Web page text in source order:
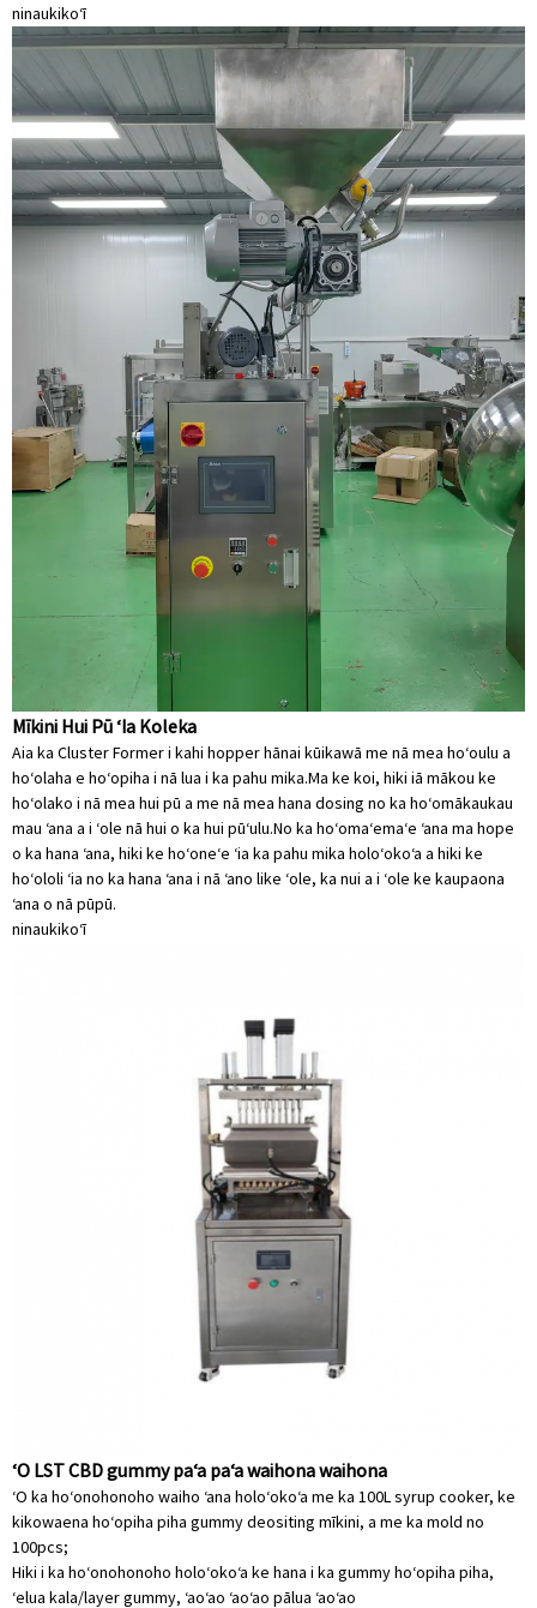
ninaukikoʻī
Mīkini Hui Pū ʻIa Koleka
Aia ka Cluster Former i kahi hopper hānai kūikawā me nā mea hoʻoulu a
hoʻolaha e hoʻopiha i nā lua i ka pahu mika.Ma ke koi, hiki iā mākou ke
hoʻolako i nā mea hui pū a me nā mea hana dosing no ka hoʻomākaukau
mau ʻana a i ʻole nā ​​​​hui o ka hui pūʻulu.No ka hoʻomaʻemaʻe ʻana ma hope
o ka hana ʻana, hiki ke hoʻoneʻe ʻia ka pahu mika holoʻokoʻa a hiki ke
hoʻololi ʻia no ka hana ʻana i nā ʻano like ʻole, ka nui a i ʻole ke kaupaona
ʻana o nā pūpū.
ninaukikoʻī
ʻO LST CBD gummy paʻa paʻa waihona waihona
ʻO ka hoʻonohonoho waiho ʻana holoʻokoʻa me ka 100L syrup cooker, ke
kikowaena hoʻopiha piha gummy deositing mīkini, a me ka mold no
100pcs;
Hiki i ka hoʻonohonoho holoʻokoʻa ke hana i ka gummy hoʻopiha piha,
ʻelua kala/layer gummy, ʻaoʻao ʻaoʻao pālua ʻaoʻao